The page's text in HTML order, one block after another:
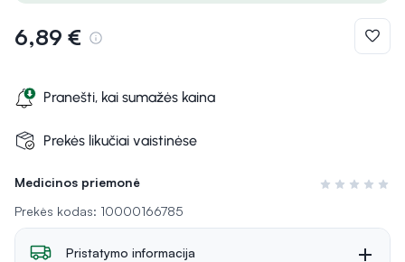
Medicinos priemonė
Įvertinimas 0
Prekės kodas: 10000166785
6,89 €
Pranešti, kai sumažės kaina
Prekės likučiai vaistinėse
Pristatymo informacija